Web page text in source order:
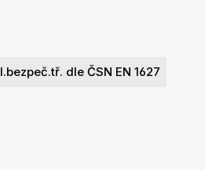
dle ČSN EN 1627